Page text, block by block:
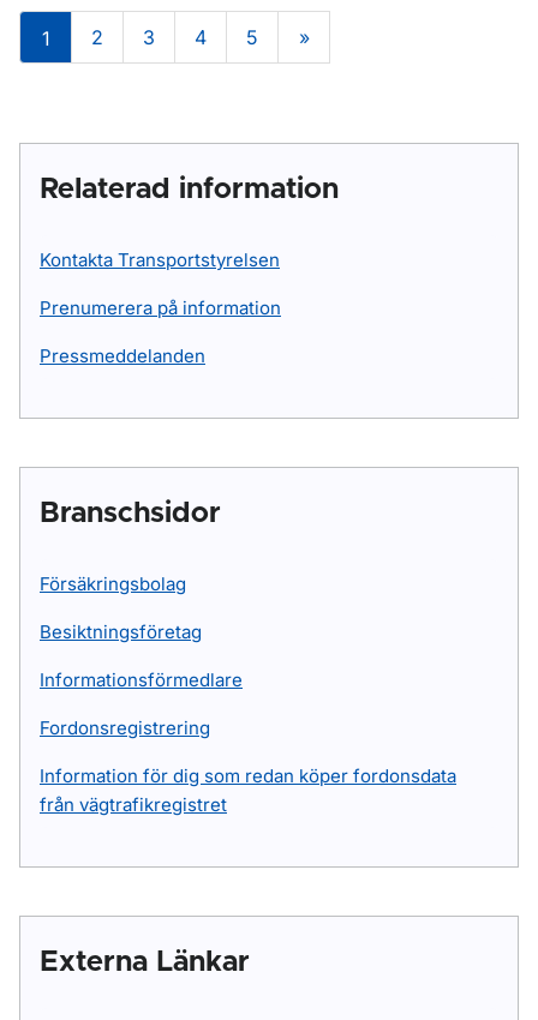
1 2 3 4 5 »
Relaterad information
Kontakta Transportstyrelsen
Prenumerera på information
Pressmeddelanden
Branschsidor
Försäkringsbolag
Besiktningsföretag
Informationsförmedlare
Fordonsregistrering
Information för dig som redan köper fordonsdata
från vägtrafikregistret
Externa Länkar